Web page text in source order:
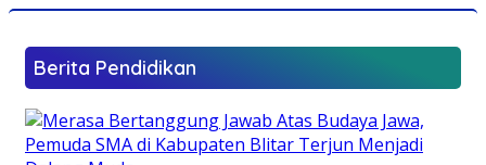
Berita Pendidikan